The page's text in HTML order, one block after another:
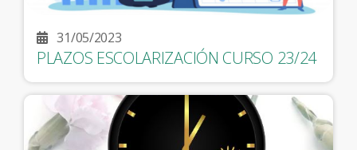
31/05/2023
PLAZOS ESCOLARIZACIÓN CURSO 23/24